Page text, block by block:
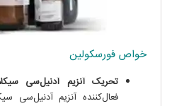
خواص فورسکولین
تحریک آنزیم آدنیل‌سی
فعال‌کننده آنزیم آدنیل‌سی